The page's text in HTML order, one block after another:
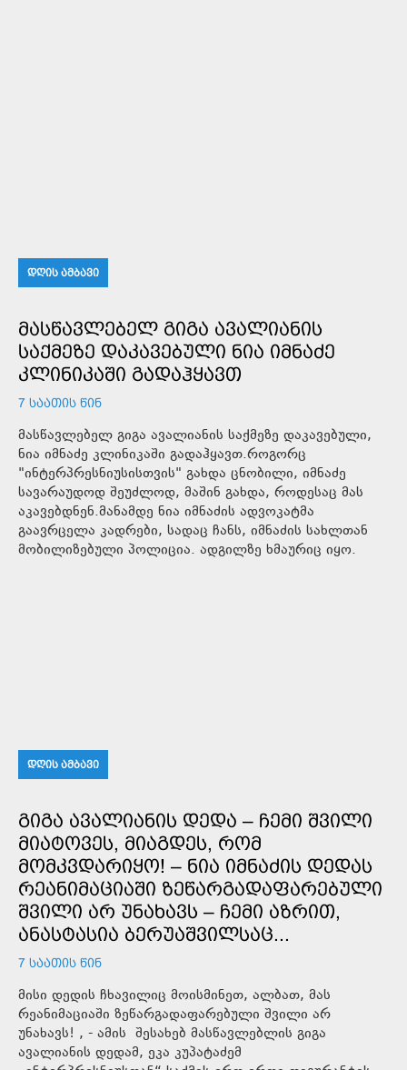
ᲓᲦᲘᲡ ᲐᲛᲑᲐᲕᲘ
ᲛᲐᲡᲬᲐᲕᲚᲔᲑᲔᲚ ᲒᲘᲒᲐ ᲐᲕᲐᲚᲘᲐᲜᲘᲡ
ᲡᲐᲥᲛᲔᲖᲔ ᲓᲐᲙᲐᲕᲔᲑᲣᲚᲘ ᲜᲘᲐ ᲘᲛᲜᲐᲫᲔ
ᲙᲚᲘᲜᲘᲙᲐᲨᲘ ᲒᲐᲓᲐᲰᲧᲐᲕᲗ
7 ᲡᲐᲐᲗᲘᲡ ᲬᲘᲜ
მასწავლებელ გიგა ავალიანის საქმეზე დაკავებული,
ნია იმნაძე კლინიკაში გადაჰყავთ.როგორც
"ინტერპრესნიუსისთვის" გახდა ცნობილი, იმნაძე
სავარაუდოდ შეუძლოდ, მაშინ გახდა, როდესაც მას
აკავებდნენ.მანამდე ნია იმნაძის ადვოკატმა
გაავრცელა კადრები, სადაც ჩანს, იმნაძის სახლთან
მობილიზებული პოლიცია. ადგილზე ხმაურიც იყო.
ᲓᲦᲘᲡ ᲐᲛᲑᲐᲕᲘ
ᲒᲘᲒᲐ ᲐᲕᲐᲚᲘᲐᲜᲘᲡ ᲓᲔᲓᲐ – ᲩᲔᲛᲘ ᲨᲕᲘᲚᲘ
ᲛᲘᲐᲢᲝᲕᲔᲡ, ᲛᲘᲐᲒᲓᲔᲡ, ᲠᲝᲛ
ᲛᲝᲛᲙᲕᲓᲐᲠᲘᲧᲝ! – ᲜᲘᲐ ᲘᲛᲜᲐᲫᲘᲡ ᲓᲔᲓᲐᲡ
ᲠᲔᲐᲜᲘᲛᲐᲪᲘᲐᲨᲘ ᲖᲔᲬᲐᲠᲒᲐᲓᲐᲤᲐᲠᲔᲑᲣᲚᲘ
ᲨᲕᲘᲚᲘ ᲐᲠ ᲣᲜᲐᲮᲐᲕᲡ – ᲩᲔᲛᲘ ᲐᲖᲠᲘᲗ,
ᲐᲜᲐᲡᲢᲐᲡᲘᲐ ᲑᲔᲠᲣᲐᲨᲕᲘᲚᲡᲐᲪ...
7 ᲡᲐᲐᲗᲘᲡ ᲬᲘᲜ
მისი დედის ჩხავილიც მოისმინეთ, ალბათ, მას
რეანიმაციაში ზეწარგადაფარებული შვილი არ
უნახავს! , - ამის შესახებ მასწავლებლის გიგა
ავალიანის დედამ, ეკა კუპატაძემ